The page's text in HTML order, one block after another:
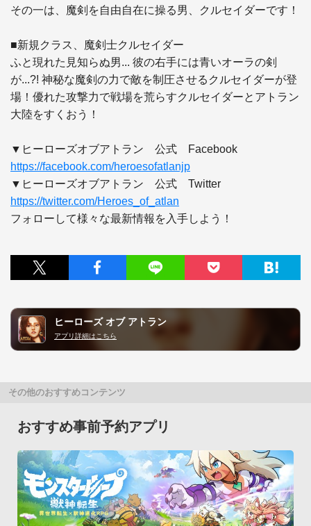
その一は、魔剣を自由自在に操る男、クルセイダーです！
■新規クラス、魔剣士クルセイダー
ふと現れた見知らぬ男... 彼の右手には青いオーラの剣
が...?! 神秘な魔剣の力で敵を制圧させるクルセイダーが登
場！優れた攻撃力で戦場を荒らすクルセイダーとアトラン
大陸をすくおう！
https://facebook.com/heroesofatlanjp
https://twitter.com/Heroes_of_atlan
ヒーローズ オブ アトラン
アプリ詳細はこちら
その他のおすすめコンテンツ
おすすめ事前予約アプリ